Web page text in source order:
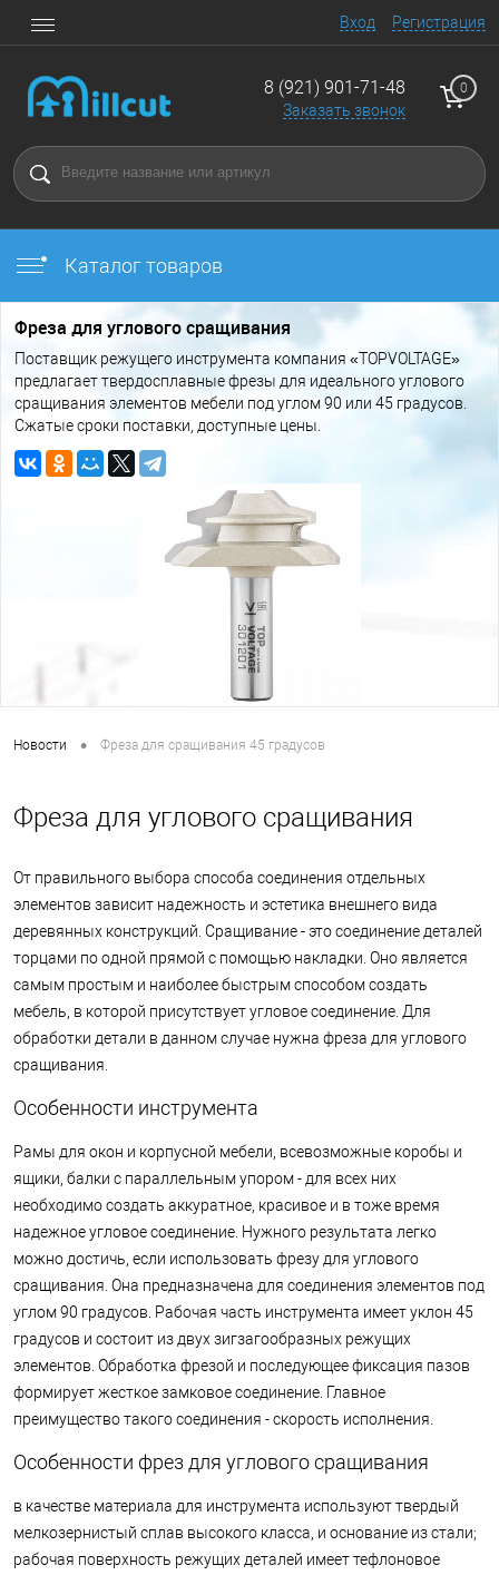
Вход Регистрация
8 (921) 901-71-48
Заказать звонок
0
Каталог товаров
Фреза для углового сращивания
Поставщик режущего инструмента компания «TOPVOLTAGE»
предлагает твердосплавные фрезы для идеального углового
сращивания элементов мебели под углом 90 или 45 градусов.
Сжатые сроки поставки, доступные цены.
Новости • Фреза для сращивания 45 градусов
Фреза для углового сращивания
От правильного выбора способа соединения отдельных
элементов зависит надежность и эстетика внешнего вида
деревянных конструкций. Сращивание - это соединение деталей
торцами по одной прямой с помощью накладки. Оно является
самым простым и наиболее быстрым способом создать
мебель, в которой присутствует угловое соединение. Для
обработки детали в данном случае нужна фреза для углового
сращивания.
Особенности инструмента
Рамы для окон и корпусной мебели, всевозможные коробы и
ящики, балки с параллельным упором - для всех них
необходимо создать аккуратное, красивое и в тоже время
надежное угловое соединение. Нужного результата легко
можно достичь, если использовать фрезу для углового
сращивания. Она предназначена для соединения элементов под
углом 90 градусов. Рабочая часть инструмента имеет уклон 45
градусов и состоит из двух зигзагообразных режущих
элементов. Обработка фрезой и последующее фиксация пазов
формирует жесткое замковое соединение. Главное
преимущество такого соединения - скорость исполнения.
Особенности фрез для углового сращивания
в качестве материала для инструмента используют твердый
мелкозернистый сплав высокого класса, и основание из стали;
рабочая поверхность режущих деталей имеет тефлоновое